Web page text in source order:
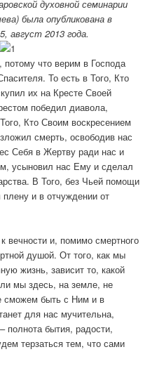
а
п
и
с
я
м
духовной семинарии
была опубликована в
август 2013 года.
что верим в Господа
То есть в Того, Кто
их на Кресте Своей
победил диавола,
Кто Своим воскресением
смерть, освободив нас
Себя в Жертву ради нас и
усыновил нас Ему и сделал
В Того, без Чьей помощи
и в отчуждении от
вечности и, помимо смертного
душой. От того, как мы
жизнь, зависит то, какой
мы здесь, на земле, не
сможем быть с Ним и в
для нас мучительна,
полнота бытия, радости,
терзаться тем, что сами